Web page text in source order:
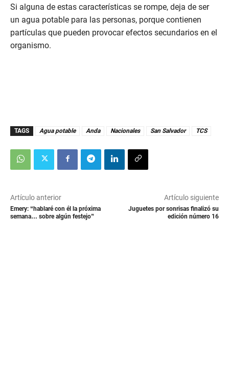
Si alguna de estas características se rompe, deja de ser
un agua potable para las personas, porque contienen
partículas que pueden provocar efectos secundarios en el
organismo.
TAGS Agua potable Anda Nacionales San Salvador TCS
Artículo anterior
Emery: “hablaré con él la próxima
semana… sobre algún festejo”
Artículo siguiente
Juguetes por sonrisas finalizó su
edición número 16